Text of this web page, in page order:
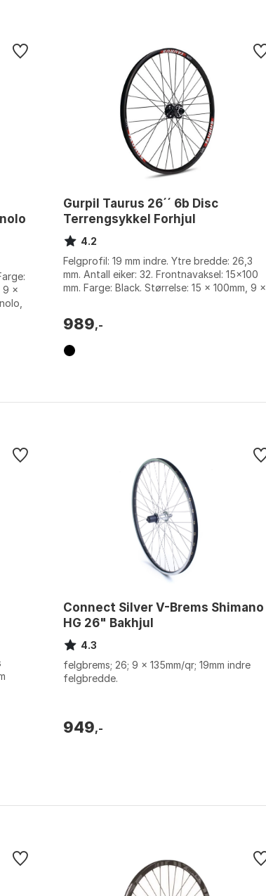
9 x
Gurpil Taurus 26´´ 6b Disc
Terrengsykkel Forhjul
4.2
Felgprofil: 19 mm indre. Ytre bredde: 26,3
mm. Antall eiker: 32. Frontnavaksel: 15x100
mm. Farge: Black. Størrelse: 15 x 100mm, 9 x
989,-
Connect Silver V-Brems Shimano
HG 26" Bakhjul
4.3
felgbrems; 26; 9 x 135mm/qr; 19mm indre
felgbredde.
949,-